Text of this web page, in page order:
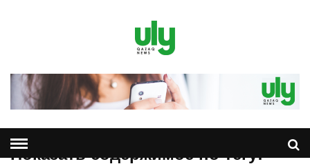
Показать содержимое по тегу: